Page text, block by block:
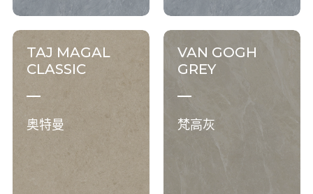
TAJ MAGAL
CLASSIC
奥特曼
VAN GOGH
GREY
梵高灰